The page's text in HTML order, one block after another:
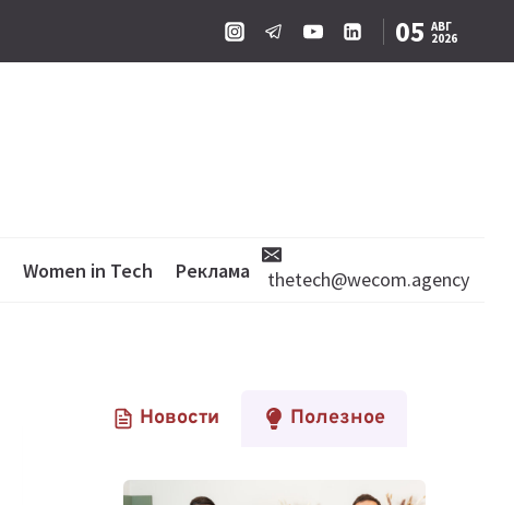
05 АВГ
2026
Women in Tech Реклама thetech@wecom.agency
Новости Полезное